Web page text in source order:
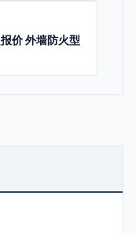
价 外墙防火型